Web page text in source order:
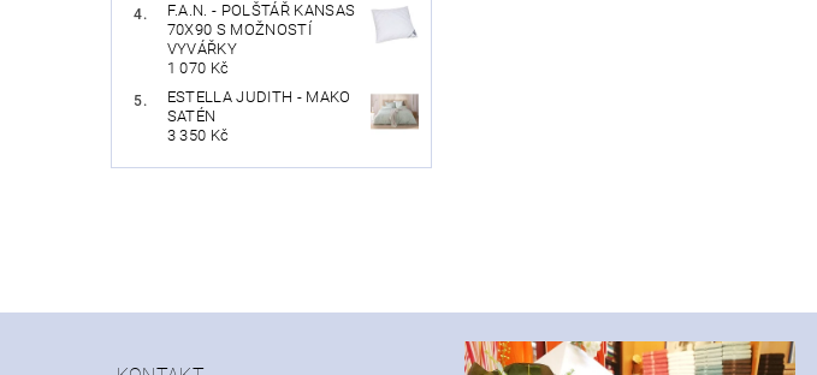
F.A.N. - POLŠTÁŘ KANSAS
70X90 S MOŽNOSTÍ
VYVÁŘKY
1 070 Kč
ESTELLA JUDITH - MAKO
SATÉN
3 350 Kč